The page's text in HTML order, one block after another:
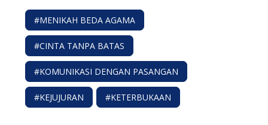
#MENIKAH BEDA AGAMA
#CINTA TANPA BATAS
#KOMUNIKASI DENGAN PASANGAN
#KEJUJURAN #KETERBUKAAN